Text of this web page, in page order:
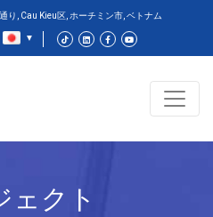
り, Cau Kieu区, ホーチミン市, ベトナム
ェクト